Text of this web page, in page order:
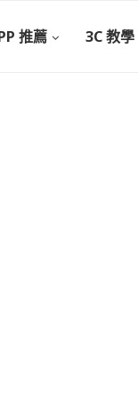
推薦 3C 教學